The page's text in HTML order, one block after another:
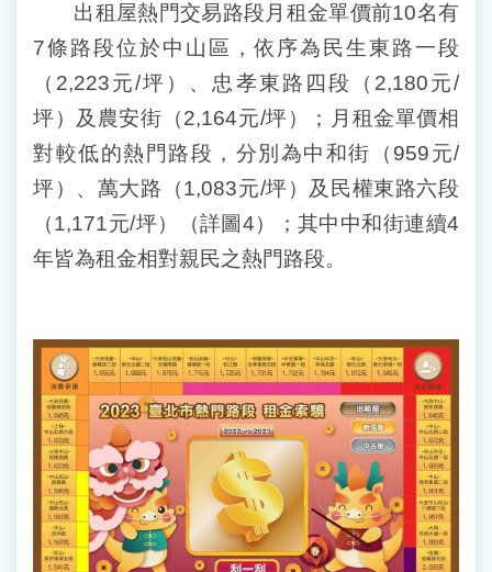
出租屋熱門交易路段月租金單價前10名有
7條路段位於中山區，依序為民生東路一段
（2,223元/坪）、忠孝東路四段（2,180元/
坪）及農安街（2,164元/坪）；月租金單價相
對較低的熱門路段，分別為中和街（959元/
坪）、萬大路（1,083元/坪）及民權東路六段
（1,171元/坪）（詳圖4）；其中中和街連續4
年皆為租金相對親民之熱門路段。